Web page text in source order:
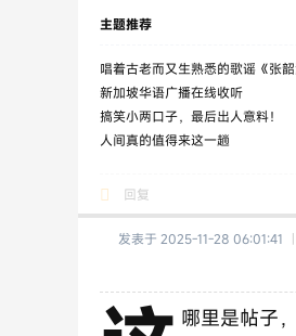
主题推荐
唱着古老而又生熟悉的歌谣《张
音
新加坡华语广播在线收听
搞笑小两口子，最后出人意料！
人间真的值得来这一趟
回复
发表于 2025-11-28 06:01:41 |
哪里是帖子